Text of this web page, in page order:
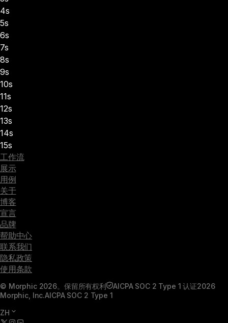
4s
5s
6s
7s
8s
9s
10s
11s
12s
13s
14s
15s
工作流
展示
用例
关于
博客
宣言
品牌
帮助中心
联系我们
隐私政策
使用条款
© Morphic 2026。保留所有权利 AICPA SOC 2 Type 1 认证2026
Morphic, Inc.AICPA SOC 2 Type 1
ZH